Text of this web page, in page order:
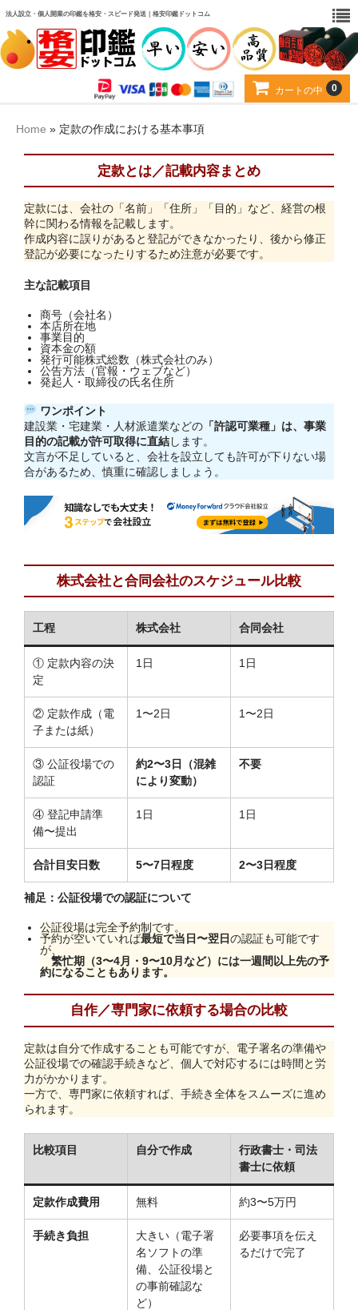
法人設立・個人開業の印鑑を格安・スピード発送｜格安印鑑ドットコム
カートの中 0
カート
用途から選ぶ
当店について
お客様の声
よくある質問
お問い合わせ
Home » 定款の作成における基本事項
定款とは／記載内容まとめ
定款には、会社の「名前」「住所」「目的」など、経営の根
幹に関わる情報を記載します。
作成内容に誤りがあると登記ができなかったり、後から修正
登記が必要になったりするため注意が必要です。
主な記載項目
商号（会社名）
本店所在地
事業目的
資本金の額
発行可能株式総数（株式会社のみ）
公告方法（官報・ウェブなど）
発起人・取締役の氏名住所
ワンポイント
建設業・宅建業・人材派遣業などの 「許認可業種」は、事業
目的の記載が許可取得に直結します。
文言が不足していると、会社を設立しても許可が下りない場
合があるため、慎重に確認しましょう。
株式会社と合同会社のスケジュール比較
工程 株式会社 合同会社
① 定款内容の決
定
1日 1日
② 定款作成（電
子または紙）
1〜2日 1〜2日
③ 公証役場での
認証
約2〜3日（混雑
により変動）
不要
④ 登記申請準
備〜提出
1日 1日
合計目安日数 5〜7日程度 2〜3日程度
補足：公証役場での認証について
公証役場は完全予約制です。
予約が空いていれば最短で当日〜翌日の認証も可能です
が、
繁忙期（3〜4月・9〜10月など）には一週間以上先の予
約になることもあります。
自作／専門家に依頼する場合の比較
定款は自分で作成することも可能ですが、電子署名の準備や
公証役場での確認手続きなど、個人で対応するには時間と労
力がかかります。
一方で、専門家に依頼すれば、手続き全体をスムーズに進め
られます。
比較項目 自分で作成
行政書士・司法
書士に依頼
定款作成費用 無料 約3〜5万円
手続き負担
大きい（電子署
名ソフトの準
備、公証役場と
の事前確認な
ど）
必要事項を伝え
るだけで完了